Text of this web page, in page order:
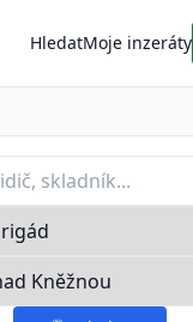
HledatMoje inzeráty
slovo